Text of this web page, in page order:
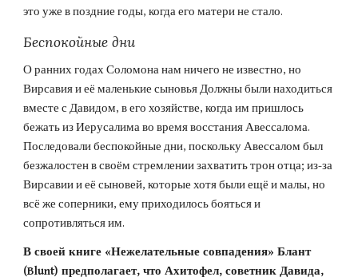
это уже в поздние годы, когда его матери не стало.
Беспокойные дни
О ранних годах Соломона нам ничего не известно, но
Вирсавия и её маленькие сыновья Должны были находиться
вместе с Давидом, в его хозяйстве, когда им пришлось
бежать из Иерусалима во время восстания Авессалома.
Последовали беспокойные дни, поскольку Авессалом был
безжалостен в своём стремлении захватить трон отца; из-за
Вирсавии и её сыновей, которые хотя были ещё и малы, но
всё же соперники, ему приходилось бояться и
сопротивляться им.
В своей книге «Нежелательные совпадения» Блант
(Blunt) предполагает, что Ахитофел, советник Давида,